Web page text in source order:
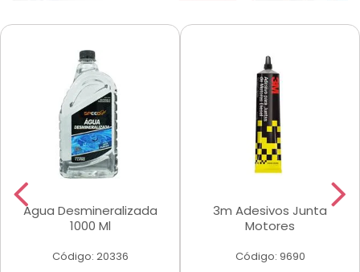
Agua Desmineralizada
1000 Ml
Código: 20336
3m Adesivos Junta
Motores
Código: 9690